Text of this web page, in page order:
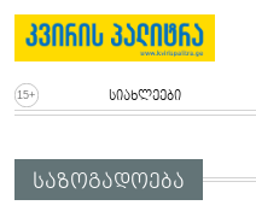
სიახლეები
საზოგადოება